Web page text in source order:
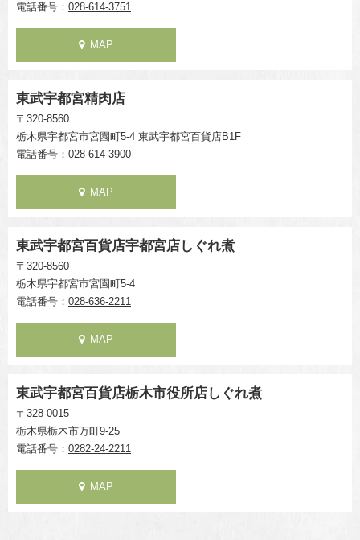
電話番号： 028-614-3751
MAP
東武宇都宮精肉店
〒320-8560
栃木県宇都宮市宮園町5-4 東武宇都宮百貨店B1F
電話番号： 028-614-3900
MAP
東武宇都宮百貨店宇都宮店しぐれ煮
〒320-8560
栃木県宇都宮市宮園町5-4
電話番号： 028-636-2211
MAP
東武宇都宮百貨店栃木市役所店しぐれ煮
〒328-0015
栃木県栃木市万町9-25
電話番号： 0282-24-2211
MAP